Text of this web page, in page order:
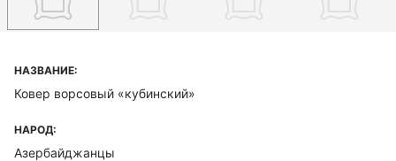
НАЗВАНИЕ:
Ковер ворсовый «кубинский»
НАРОД:
Азербайджанцы